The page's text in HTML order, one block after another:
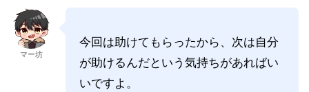
マー坊
今回は助けてもらったから、次は自分
が助けるんだという気持ちがあればい
いですよ。